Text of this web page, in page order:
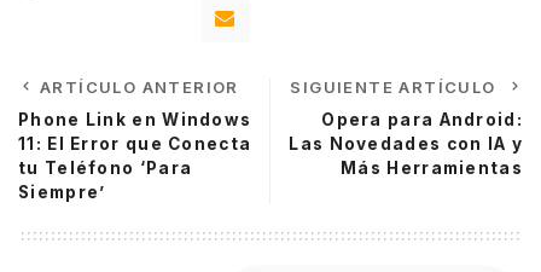
ARTÍCULO ANTERIOR
Phone Link en Windows
11: El Error que Conecta
tu Teléfono ‘Para
Siempre’
SIGUIENTE ARTÍCULO
Opera para Android:
Las Novedades con IA y
Más Herramientas